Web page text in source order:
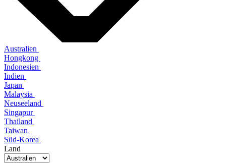
Australien
Hongkong
Indonesien
Indien
Japan
Malaysia
Neuseeland
Singapur
Thailand
Taiwan
Süd-Korea
Land